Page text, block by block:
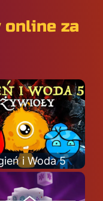
online za
i Woda 5